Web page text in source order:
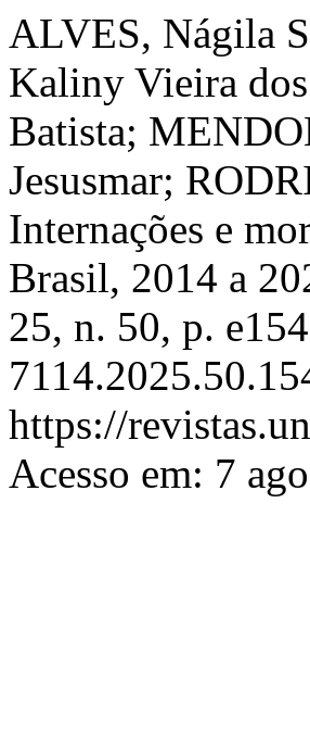
ALVES, Nágila
Kaliny Vieira
Batista;
Jesusmar;
Internações e
Brasil, 2014 a
25, n. 50, p.
https://
Acesso em: 7